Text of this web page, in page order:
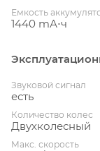
Емкость
1440 mА⋅ч
Звуковой сигнал
есть
Количество колес
Двухколесный
Макс. скорость